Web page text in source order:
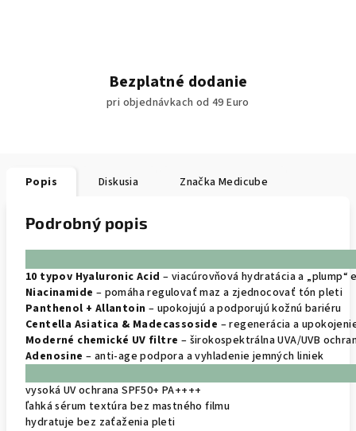
Bezplatné dodanie
pri objednávkach od 49 Euro
Popis Diskusia Značka Medicube
Podrobný popis
10 typov Hyaluronic Acid – viacúrovňová hydratácia a
Niacinamide – pomáha regulovať maz a zjednocovať tón pleti
Panthenol + Allantoin – upokojujú a podporujú kožnú bariéru
Centella Asiatica & Madecassoside – regenerácia a
Moderné chemické UV filtre – širokospektrálna UVA/UVB
Adenosine – anti-age podpora a vyhladenie jemných liniek
vysoká UV ochrana SPF50+ PA++++
ľahká sérum textúra bez mastného filmu
hydratuje bez zaťaženia pleti